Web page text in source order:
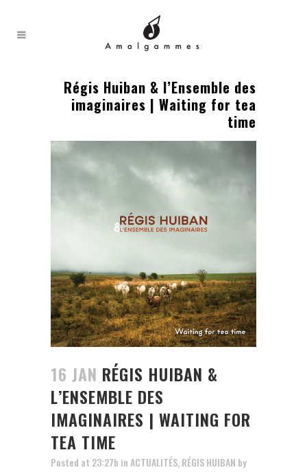
Régis Huiban & l’Ensemble des
imaginaires | Waiting for tea
time
16 JAN RÉGIS HUIBAN &
L’ENSEMBLE DES
IMAGINAIRES | WAITING FOR
TEA TIME
Posted at 23:27h inACTUALITÉS RÉGIS HUIBAN by